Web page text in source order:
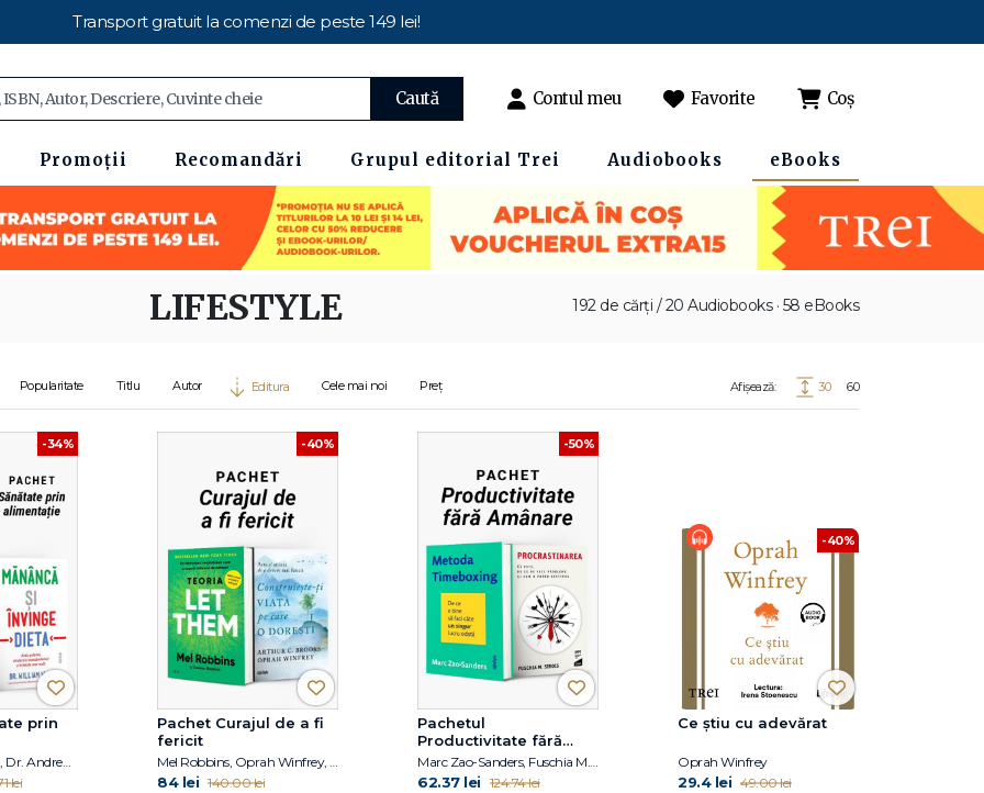
Transport gratuit la comenzi de peste 149 lei!
Caută Contul meu Favorite Coș
Promoții Recomandări Grupul editorial Trei Audiobooks eBooks
192 de cărți / 20 Audiobooks · 58 eBooks
LIFESTYLE
Popularitate Titlu Autor Editura Cele mai noi Preț Afișează: 30 60
-34%
prin
Răzvan Șindelaru, Dr. Andrew Jenkinson, Dr. William W. Li
lei
-40%
Pachet Curajul de a fi
fericit
Mel Robbins, Oprah Winfrey, Arthur C. Brooks
84 lei 140.00 lei
-50%
Pachetul
Productivitate fără
Amânare
Marc Zao-Sanders, Fuschia M. Sirois
62.37 lei 124.74 lei
-40%
Ce știu cu adevărat
Oprah Winfrey
29.4 lei 49.00 lei